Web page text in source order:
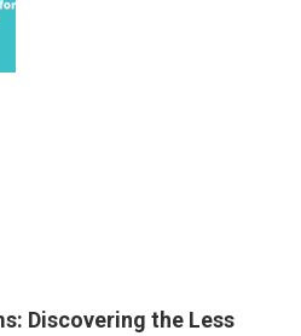
Discovering the Less